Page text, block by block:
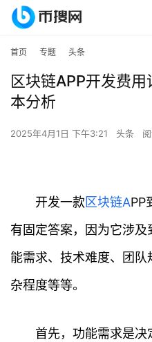
首页 专题 头条
区块链APP开发费
本分析
2025年4月1日 下午3:21 头条
开发一款区块链APP
有固定答案，因为它涉
能需求、技术难度、团
杂程度等等。
首先，功能需求是